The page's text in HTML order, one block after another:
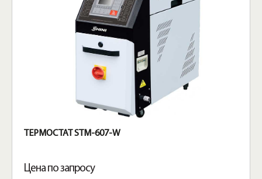
ТЕРМОСТАТ STM-607-W
Цена по запросу